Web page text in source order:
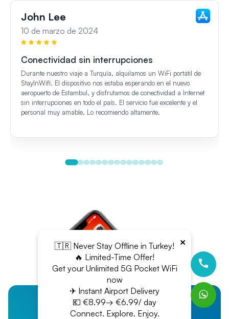
John Lee
10 de marzo de 2024
Conectividad sin interrupciones
Durante nuestro viaje a Turquía, alquilamos un WiFi portátil de
StayInWifi. El dispositivo nos estaba esperando en el nuevo
aeropuerto de Estambul, y disfrutamos de conectividad a Internet
sin interrupciones en todo el país. El servicio fue excelente y el
personal muy amable. Lo recomiendo altamente.
×
🇹🇷 Never Stay Offline in Turkey!
🔥 Limited-Time Offer!
Get your Unlimited 5G Pocket WiFi
now
✈ Instant Airport Delivery
💶 €8.99→ €6.99/ day
Connect. Explore. Enjoy.